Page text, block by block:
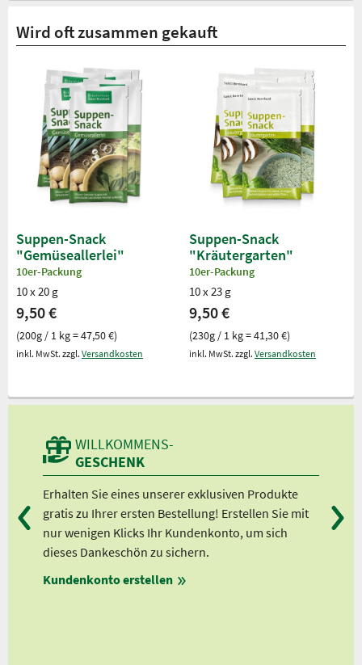
Wird oft zusammen gekauft
Suppen-Snack
"Gemüseallerlei"
10er-Packung
10 x 20 g
9,50 €
(200g / 1 kg = 47,50 €)
inkl. MwSt. zzgl. Versandkosten
Suppen-Snack
"Kräutergarten"
10er-Packung
10 x 23 g
9,50 €
(230g / 1 kg = 41,30 €)
inkl. MwSt. zzgl. Versandkosten
WILLKOMMENS-
GESCHENK
Erhalten Sie eines unserer exklusiven Produkte
gratis zu Ihrer ersten Bestellung! Erstellen Sie mit
nur wenigen Klicks Ihr Kundenkonto, um sich
dieses Dankeschön zu sichern.
Kundenkonto erstellen
Ab